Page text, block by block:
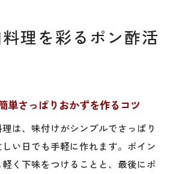
菜炒めで栄養バランスも手軽に
炒め人気レシピで主菜も時短で
理を彩るポン酢活
単さっぱりおかずを作るコツ
は、味付けがシンプルでさっぱり
い日でも手軽に作れます。ポイン
軽く下味をつけることと、最後にポ